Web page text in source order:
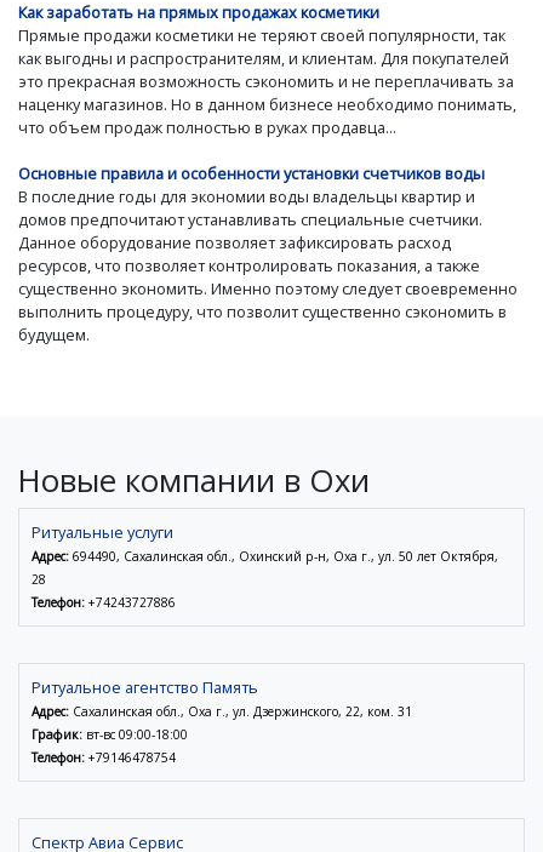
Как заработать на прямых продажах косметики
Прямые продажи косметики не теряют своей популярности, так
как выгодны и распространителям, и клиентам. Для покупателей
это прекрасная возможность сэкономить и не переплачивать за
наценку магазинов. Но в данном бизнесе необходимо понимать,
что объем продаж полностью в руках продавца...
Основные правила и особенности установки счетчиков воды
В последние годы для экономии воды владельцы квартир и
домов предпочитают устанавливать специальные счетчики.
Данное оборудование позволяет зафиксировать расход
ресурсов, что позволяет контролировать показания, а также
существенно экономить. Именно поэтому следует своевременно
выполнить процедуру, что позволит существенно сэкономить в
будущем.
Новые компании в Охи
Ритуальные услуги
Адрес: 694490, Сахалинская обл., Охинский р-н, Оха г., ул. 50 лет Октября,
28
Телефон: +74243727886
Ритуальное агентство Память
Адрес: Сахалинская обл., Оха г., ул. Дзержинского, 22, ком. 31
График: вт-вс 09:00-18:00
Телефон: +79146478754
Спектр Авиа Сервис